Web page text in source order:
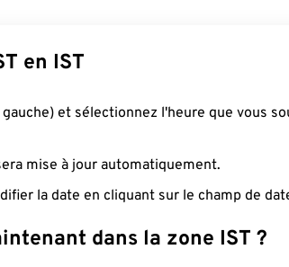
en IST
et sélectionnez l'heure que vous
mise à jour automatiquement.
la date en cliquant sur le champ de
dans la zone IST ?